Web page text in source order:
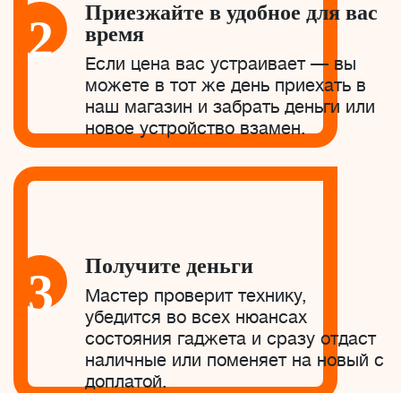
2
Приезжайте в удобное для вас
время
Если цена вас устраивает — вы
можете в тот же день приехать в
наш магазин и забрать деньги или
новое устройство взамен.
3 Получите деньги
Мастер проверит технику,
убедится во всех нюансах
состояния гаджета и сразу отдаст
наличные или поменяет на новый с
доплатой.